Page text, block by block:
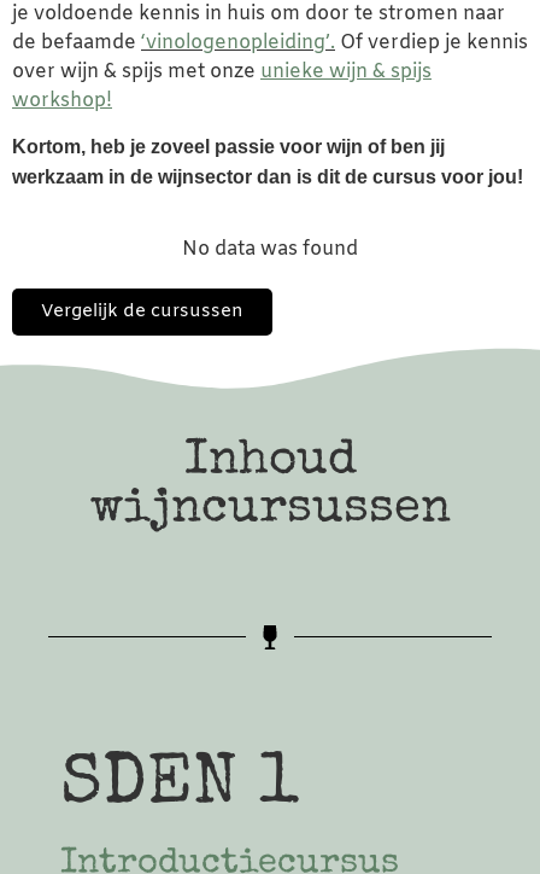
je voldoende kennis in huis om door te stromen naar
de befaamde ‘vinologenopleiding’. Of verdiep je kennis
over wijn & spijs met onze unieke wijn & spijs
workshop!
Kortom, heb je zoveel passie voor wijn of ben jij
werkzaam in de wijnsector dan is dit de cursus voor jou!
No data was found
Vergelijk de cursussen
Inhoud
wijncursussen
SDEN 1
Introductiecursus